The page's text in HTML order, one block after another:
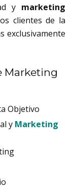
y marketing
clientes de la
exclusivamente
Marketing
Objetivo
y Marketing